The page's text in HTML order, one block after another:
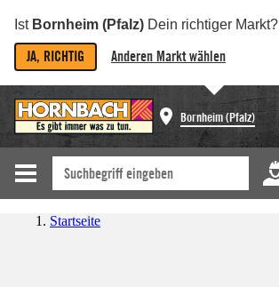
Ist Bornheim (Pfalz) Dein richtiger Markt?
JA, RICHTIG Anderen Markt wählen
Bornheim (Pfalz)
Startseite